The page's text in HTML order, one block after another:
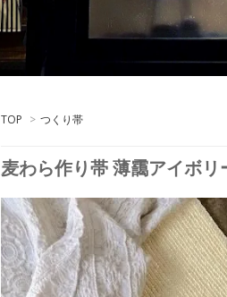
TOP > つくり帯
麦わら作り帯 薄靄アイボリ